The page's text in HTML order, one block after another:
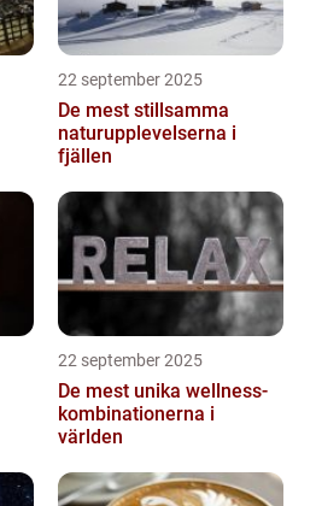
22 september 2025
De mest stillsamma
naturupplevelserna i
fjällen
22 september 2025
De mest unika wellness-
kombinationerna i
världen